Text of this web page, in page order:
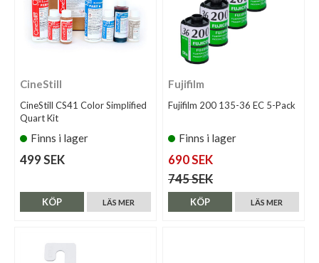
CineStill
CineStill CS41 Color Simplified
Quart Kit
Finns i lager
499 SEK
LÄS MER
KÖP
Fujifilm
Fujifilm 200 135-36 EC 5-Pack
Finns i lager
690 SEK
745 SEK
LÄS MER
KÖP